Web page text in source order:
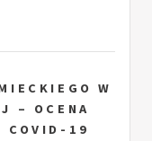
W
– OCENA
COVID-19